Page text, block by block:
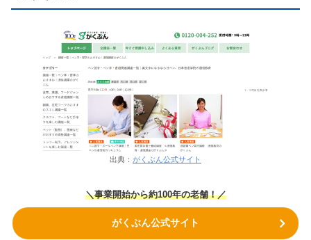
出典： がくぶん公式サイト
＼事業開始から約100年の老舗！／
がくぶん公式サイト